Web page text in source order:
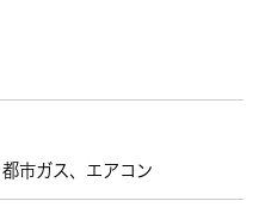
都市ガス、 エアコン